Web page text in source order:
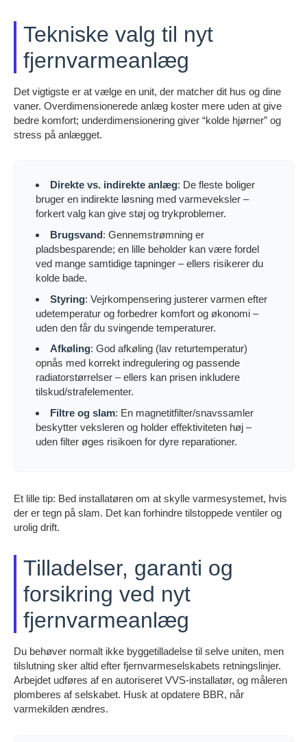
Tekniske valg til nyt
fjernvarmeanlæg
Det vigtigste er at vælge en unit, der matcher dit hus og dine
vaner. Overdimensionerede anlæg koster mere uden at give
bedre komfort; underdimensionering giver “kolde hjørner” og
stress på anlægget.
Direkte vs. indirekte anlæg: De fleste boliger
bruger en indirekte løsning med varmeveksler –
forkert valg kan give støj og trykproblemer.
Brugsvand: Gennemstrømning er
pladsbesparende; en lille beholder kan være fordel
ved mange samtidige tapninger – ellers risikerer du
kolde bade.
Styring: Vejrkompensering justerer varmen efter
udetemperatur og forbedrer komfort og økonomi –
uden den får du svingende temperaturer.
Afkøling: God afkøling (lav returtemperatur)
opnås med korrekt indregulering og passende
radiatorstørrelser – ellers kan prisen inkludere
tilskud/strafelementer.
Filtre og slam: En magnetitfilter/snavssamler
beskytter veksleren og holder effektiviteten høj –
uden filter øges risikoen for dyre reparationer.
Et lille tip: Bed installatøren om at skylle varmesystemet, hvis
der er tegn på slam. Det kan forhindre tilstoppede ventiler og
urolig drift.
Tilladelser, garanti og
forsikring ved nyt
fjernvarmeanlæg
Du behøver normalt ikke byggetilladelse til selve uniten, men
tilslutning sker altid efter fjernvarmeselskabets retningslinjer.
Arbejdet udføres af en autoriseret VVS-installatør, og måleren
plomberes af selskabet. Husk at opdatere BBR, når
varmekilden ændres.